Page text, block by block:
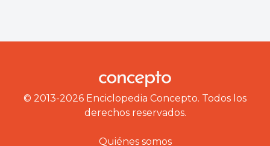
© 2013-2026 Enciclopedia Concepto. Todos los
derechos reservados.
Quiénes somos